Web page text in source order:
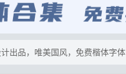
计出品，唯美国风，免费楷体字体